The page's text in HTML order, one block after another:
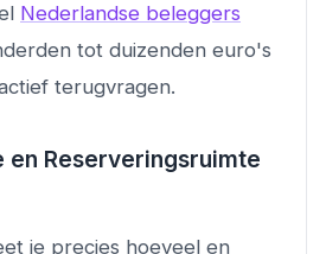
Nederlandse beleggers
tot duizenden euro's
terugvragen.
en Reserveringsruimte
je precies hoeveel en